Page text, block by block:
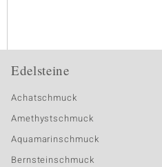
Edelsteine
Achatschmuck
Amethystschmuck
Aquamarinschmuck
Bernsteinschmuck